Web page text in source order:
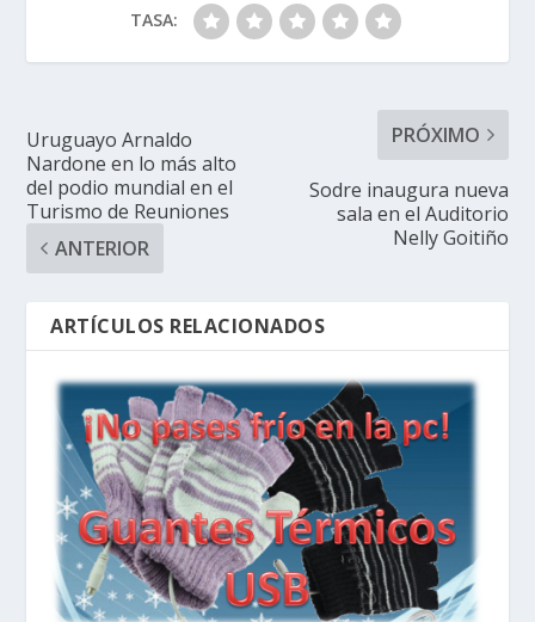
TASA:
Uruguayo Arnaldo
Nardone en lo más alto
del podio mundial en el
Turismo de Reuniones
ANTERIOR
PRÓXIMO
Sodre inaugura nueva
sala en el Auditorio
Nelly Goitiño
ARTÍCULOS RELACIONADOS